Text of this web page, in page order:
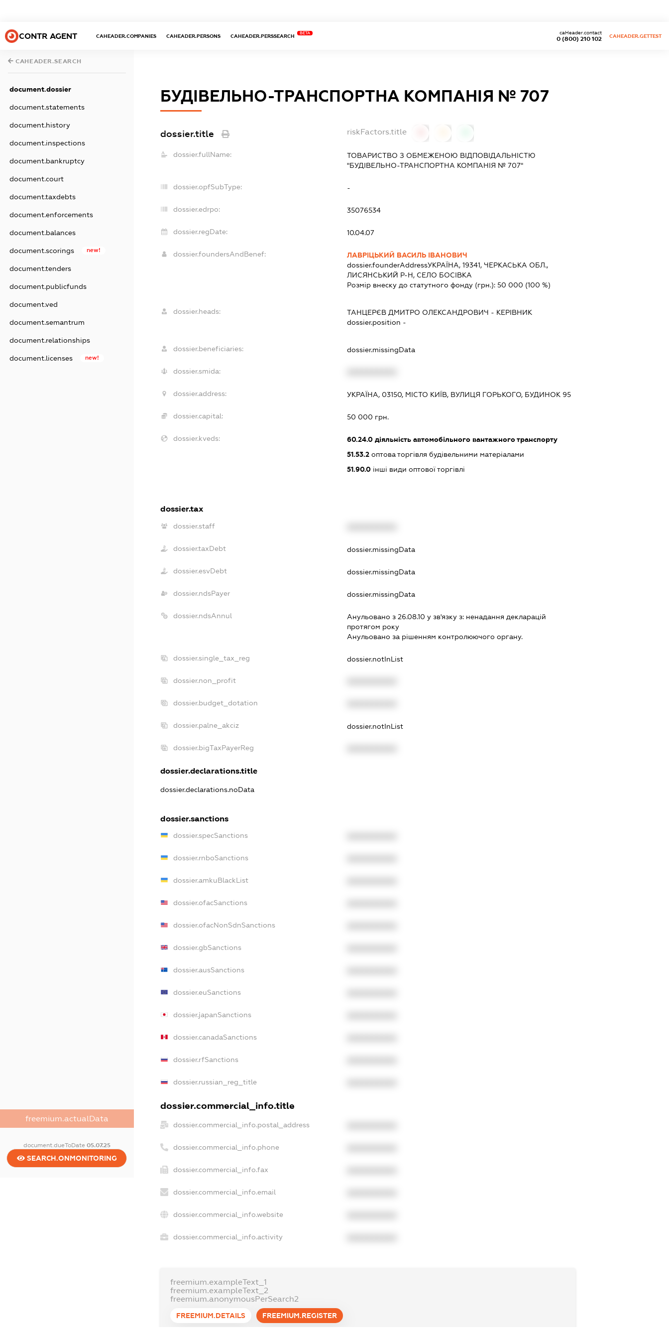
CONTR AGENT CAHEADER.COMPANIES CAHEADER.PERSONS CAHEADER.PERSSEARCH
BETA
0 (800) 210 102
caHeader.contact
CAHEADER.GETTEST
CAHEADER.SEARCH
document.dossier
document.statements
document.history
document.inspections
document.bankruptcy
document.court
document.taxdebts
document.enforcements
document.balances
document.scorings new!
document.tenders
document.publicfunds
document.ved
document.semantrum
document.relationships
document.licenses new!
freemium.actualData
document.dueToDate 05.07.25
SEARCH.ONMONITORING
БУДІВЕЛЬНО-ТРАНСПОРТНА КОМПАНІЯ № 707
dossier.title riskFactors.title
dossier.fullName:
ТОВАРИСТВО З ОБМЕЖЕНОЮ ВІДПОВІДАЛЬНІСТЮ
"БУДІВЕЛЬНО-ТРАНСПОРТНА КОМПАНІЯ № 707"
dossier.opfSubType: -
dossier.edrpo: 35076534
dossier.regDate: 10.04.07
dossier.foundersAndBenef:
ЛАВРІЦЬКИЙ ВАСИЛЬ ІВАНОВИЧ
dossier.founderAddressУКРАЇНА, 19341, ЧЕРКАСЬКА ОБЛ.,
ЛИСЯНСЬКИЙ Р-Н, СЕЛО БОСІВКА
Розмір внеску до статутного фонду (грн.):50 000 (100 %)
dossier.heads: ТАНЦЕРЄВ ДМИТРО ОЛЕКСАНДРОВИЧ - КЕРІВНИК
dossier.position -
dossier.beneficiaries: dossier.missingData
dossier.smida:
dossier.address: УКРАЇНА, 03150, МІСТО КИЇВ, ВУЛИЦЯ ГОРЬКОГО, БУДИНОК 95
dossier.capital: 50 000 грн.
dossier.kveds: 60.24.0 діяльність автомобільного вантажного транспорту
51.53.2 оптова торгівля будівельними матеріалами
51.90.0 інші види оптової торгівлі
dossier.tax
dossier.staff
dossier.taxDebt dossier.missingData
dossier.esvDebt dossier.missingData
dossier.ndsPayer dossier.missingData
dossier.ndsAnnul Анульовано з 26.08.10 у зв'язку з: ненадання декларацiй
протягом року
Анульовано за рiшенням контролюючого органу.
dossier.single_tax_reg dossier.notInList
dossier.non_profit
dossier.budget_dotation
dossier.palne_akciz dossier.notInList
dossier.bigTaxPayerReg
dossier.declarations.title
dossier.declarations.noData
dossier.sanctions
dossier.specSanctions
dossier.rnboSanctions
dossier.amkuBlackList
dossier.ofacSanctions
dossier.ofacNonSdnSanctions
dossier.gbSanctions
dossier.ausSanctions
dossier.euSanctions
dossier.japanSanctions
dossier.canadaSanctions
dossier.rfSanctions
dossier.russian_reg_title
dossier.commercial_info.title
dossier.commercial_info.postal_address
dossier.commercial_info.phone
dossier.commercial_info.fax
dossier.commercial_info.email
dossier.commercial_info.website
dossier.commercial_info.activity
freemium.exampleText_1
freemium.exampleText_2
freemium.anonymousPerSearch2
FREEMIUM.DETAILS FREEMIUM.REGISTER